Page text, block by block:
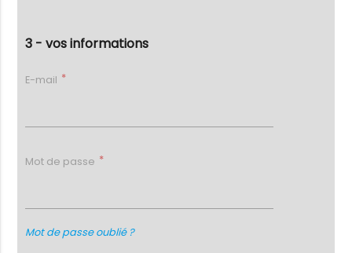
3 - vos informations
E-mail
Mot de passe
Mot de passe oublié ?